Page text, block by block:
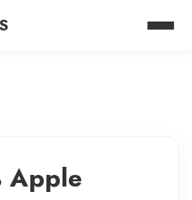
Apple